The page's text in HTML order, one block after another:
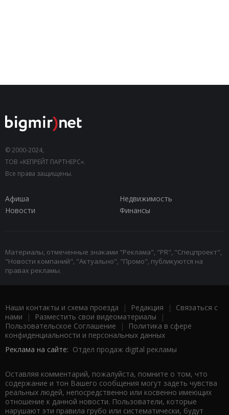
© 2000-2024,
ТОВ «КЕПРЕЙТ ПАРТНЕРС».
Все права защищены.
Афиша
Недвижимость
Новости
Финансы
Материалы, отмеченные знаками "Реклама", "PR", "Спецпроект",
"Новости компаний", "Актуально", "Промо", публикуются на
правах рекламы.
Наши контакты и схема проезда | Редакция | Связаться с
нами | Разместить свои видеоматериалы |
Пользовательское Соглашение |
Политика в сфере
конфиденциальности и персональных данных
Реклама на сайте: Отдел продаж digital рекламы
Оставляя комментарий, пожалуйста, помните о том, что
содержание и тон Вашего сообщения могут задеть чувства
реальных людей, непосредственно или косвенно имеющих
отношение к данной новости. Пользователи, которые
нарушают эти правила грубо или систематически, будут